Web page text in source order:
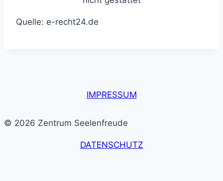
Quelle: e-recht24.de
IMPRESSUM
© 2026 Zentrum Seelenfreude
DATENSCHUTZ